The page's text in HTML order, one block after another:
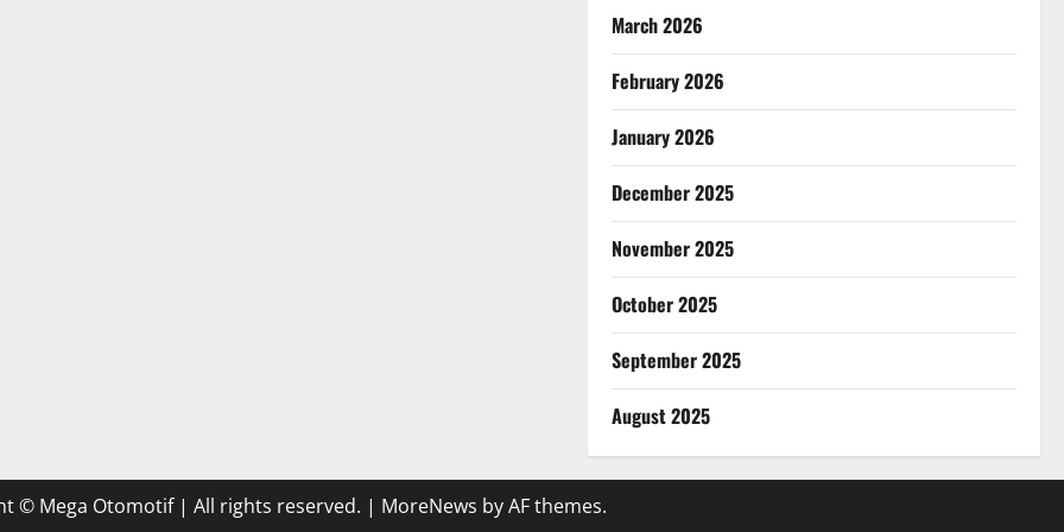
March 2026
February 2026
January 2026
December 2025
November 2025
October 2025
September 2025
August 2025
© Mega Otomotif | All rights reserved. | MoreNews by AF themes.